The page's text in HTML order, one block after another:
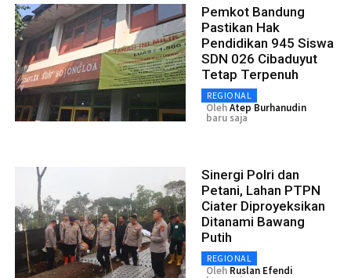
Pemkot Bandung
Pastikan Hak
Pendidikan 945 Siswa
SDN 026 Cibaduyut
Tetap Terpenuh
REGIONAL
OlehAtep Burhanudin
baru saja
Sinergi Polri dan
Petani, Lahan PTPN
Ciater Diproyeksikan
Ditanami Bawang
Putih
REGIONAL
Oleh Ruslan Efendi